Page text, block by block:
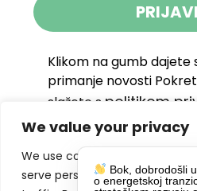
We value your privacy
We use cookies to enhance
serve personalized ads or
Klikom na gumb dajete
primanje novosti
slažete s politikom
DRUŠTVENE
Bok, dobrodošli
o energetskoj